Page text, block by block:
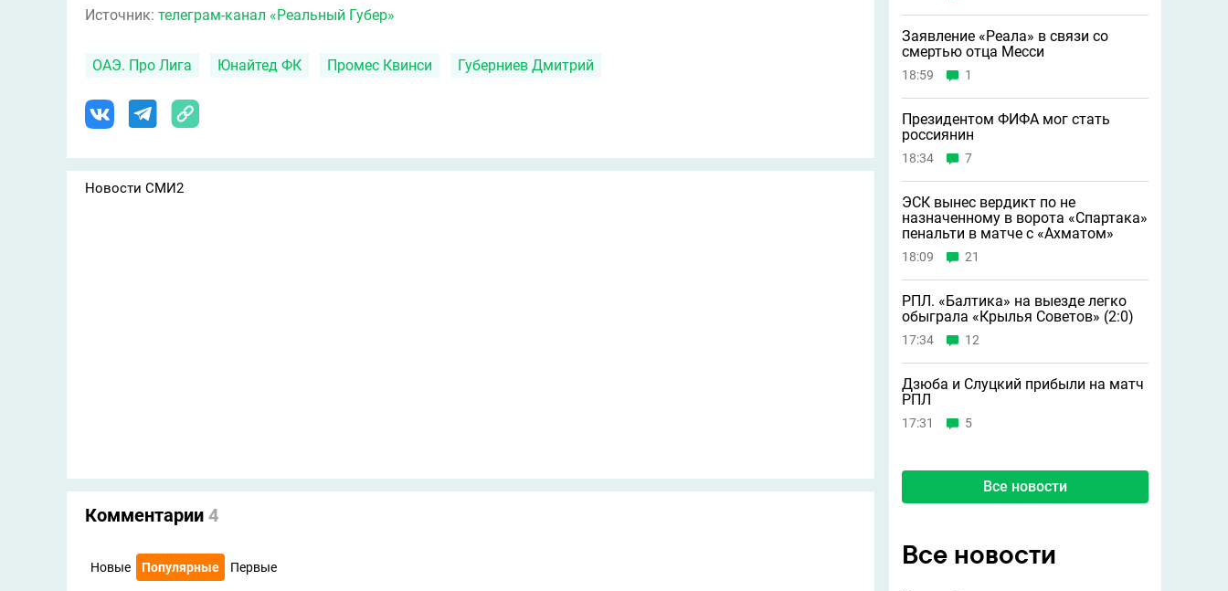
Источник: телеграм-канал «Реальный Губер»
ОАЭ. Про Лига Юнайтед ФК Промес Квинси Губерниев Дмитрий
Новости СМИ2
Комментарии 4
Новые Популярные Первые
Заявление «Реала» в связи со
смертью отца Месси
18:59 1
Президентом ФИФА мог стать
россиянин
18:34 7
ЭСК вынес вердикт по не
назначенному в ворота «Спартака»
пенальти в матче с «Ахматом»
18:09 21
РПЛ. «Балтика» на выезде легко
обыграла «Крылья Советов» (2:0)
17:34 12
Дзюба и Слуцкий прибыли на матч
РПЛ
17:31 5
Все новости
Все новости